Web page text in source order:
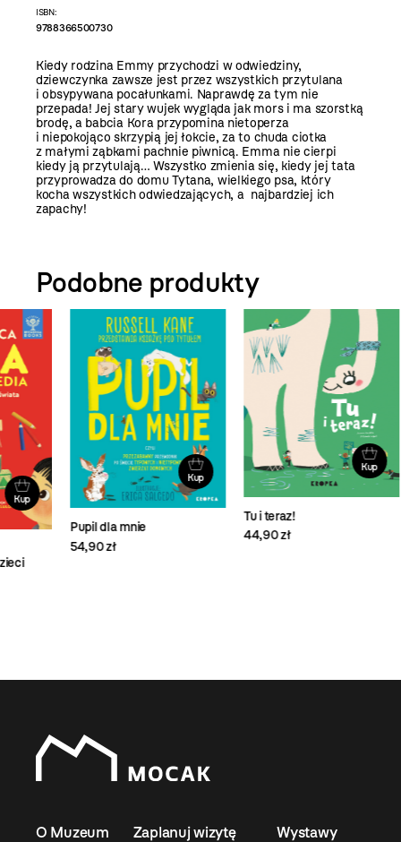
ISBN:
9788366500730
Kiedy rodzina Emmy przychodzi w odwiedziny,
dziewczynka zawsze jest przez wszystkich przytulana
i obsypywana pocałunkami. Naprawdę za tym nie
przepada! Jej stary wujek wygląda jak mors i ma szorstką
brodę, a babcia Kora przypomina nietoperza
i niepokojąco skrzypią jej łokcie, za to chuda ciotka
z małymi ząbkami pachnie piwnicą. Emma nie cierpi
kiedy ją przytulają… Wszystko zmienia się, kiedy jej tata
przyprowadza do domu Tytana, wielkiego psa, który
kocha wszystkich odwiedzających, a najbardziej ich
zapachy!
Podobne produkty
Kup
Pupil dla mnie
54,90 zł
Kup
Tu i teraz!
44,90 zł
O Muzeum Zaplanuj wizytę Wystawy